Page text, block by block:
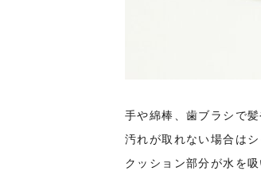
手や綿棒、歯ブラシで
汚れが取れない場合は
クッション部分が水を